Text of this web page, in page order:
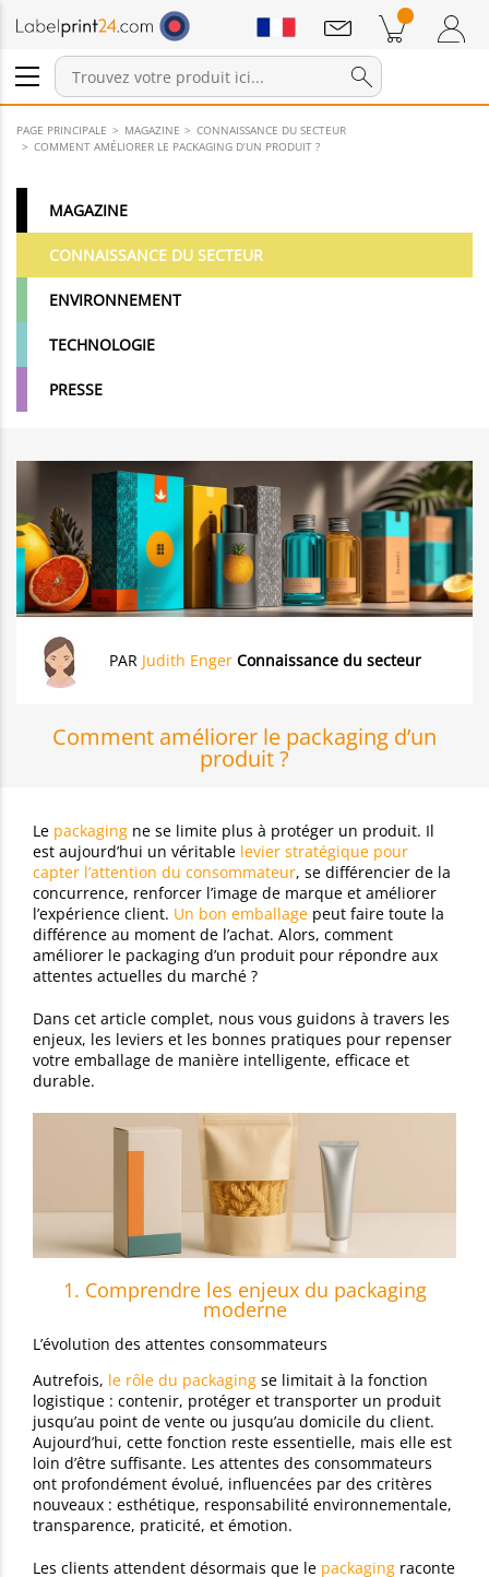
Connexion / Inscription
Produits dans le panier
Annonces
PAGE PRINCIPALE MAGAZINE
CONNAISSANCE DU SECTEUR
COMMENT AMÉLIORER LE PACKAGING D’UN PRODUIT ?
MAGAZINE
CONNAISSANCE DU SECTEUR
ENVIRONNEMENT
TECHNOLOGIE
PRESSE
PAR Judith Enger Connaissance du secteur
Comment améliorer le packaging d’un
produit ?
Le packaging ne se limite plus à protéger un produit. Il
est aujourd’hui un véritable levier stratégique pour
capter l’attention du consommateur, se différencier de la
concurrence, renforcer l’image de marque et améliorer
l’expérience client. Un bon emballage peut faire toute la
différence au moment de l’achat. Alors, comment
améliorer le packaging d’un produit pour répondre aux
attentes actuelles du marché ?
Dans cet article complet, nous vous guidons à travers les
enjeux, les leviers et les bonnes pratiques pour repenser
votre emballage de manière intelligente, efficace et
durable.
1. Comprendre les enjeux du packaging
moderne
L’évolution des attentes consommateurs
Autrefois, le rôle du packaging se limitait à la fonction
logistique : contenir, protéger et transporter un produit
jusqu’au point de vente ou jusqu’au domicile du client.
Aujourd’hui, cette fonction reste essentielle, mais elle est
loin d’être suffisante. Les attentes des consommateurs
ont profondément évolué, influencées par des critères
nouveaux : esthétique, responsabilité environnementale,
transparence, praticité, et émotion.
Les clients attendent désormais que le packaging raconte